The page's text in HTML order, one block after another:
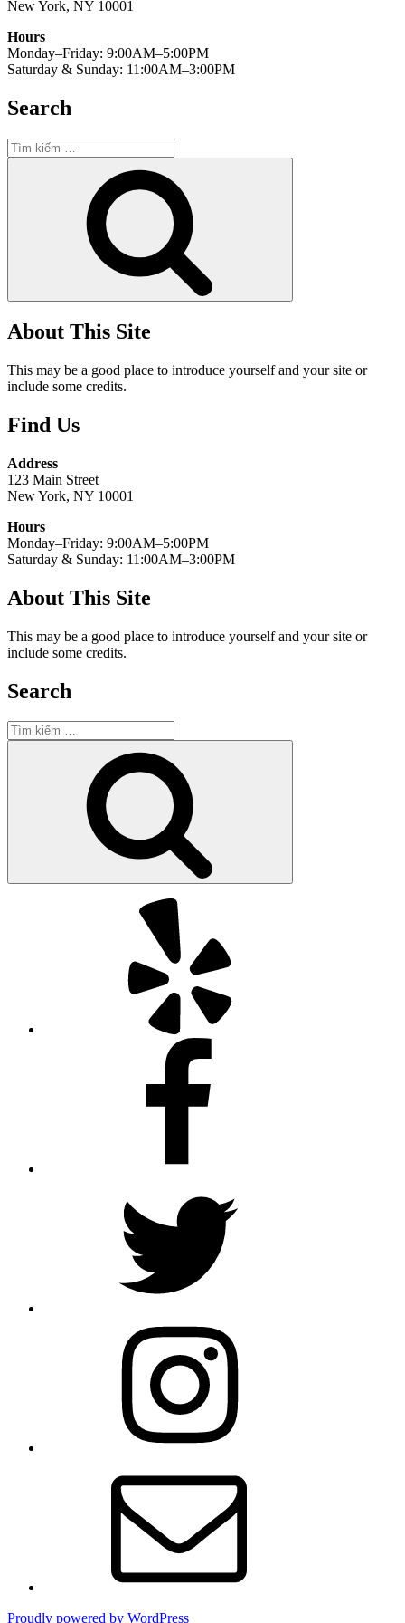
New York, NY 10001
Hours
Monday–Friday: 9:00AM–5:00PM
Saturday & Sunday: 11:00AM–3:00PM
Search
Tìm
kiếm:
About This Site
This may be a good place to introduce yourself and your site or
include some credits.
Find Us
Address
123 Main Street
New York, NY 10001
Hours
Monday–Friday: 9:00AM–5:00PM
Saturday & Sunday: 11:00AM–3:00PM
About This Site
This may be a good place to introduce yourself and your site or
include some credits.
Search
Tìm
kiếm:
Proudly powered by WordPress